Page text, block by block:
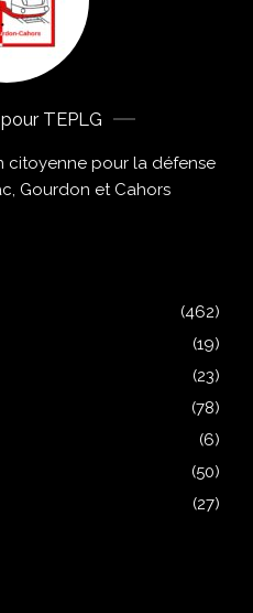
TEPLG
citoyenne pour la défense
Gourdon et Cahors
(462)
(19)
(23)
(78)
(6)
(50)
(27)